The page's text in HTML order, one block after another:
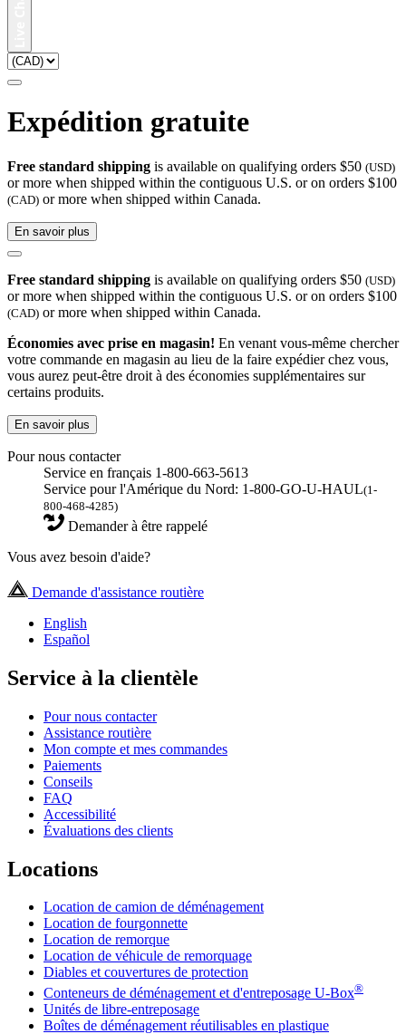
Expédition gratuite
Free standard shipping is available on qualifying orders $50 (USD)
or more when shipped within the contiguous U.S. or on orders $100
(CAD) or more when shipped within Canada.
En savoir plus
Free standard shipping is available on qualifying orders $50 (USD)
or more when shipped within the contiguous U.S. or on orders $100
(CAD) or more when shipped within Canada.
Économies avec prise en magasin! En venant vous-même chercher
votre commande en magasin au lieu de la faire expédier chez vous,
vous aurez peut-être droit à des économies supplémentaires sur
certains produits.
En savoir plus
Pour nous contacter
Service en français 1-800-663-5613
Service pour l'Amérique du Nord: 1-800-GO-U-HAUL(1-
800-468-4285)
Demander à être rappelé
Vous avez besoin d'aide?
Demande d'assistance routière
English
Español
Service à la clientèle
Pour nous contacter
Assistance routière
Mon compte et mes commandes
Paiements
Conseils
FAQ
Accessibilité
Évaluations des clients
Locations
Location de camion de déménagement
Location de fourgonnette
Location de remorque
Location de véhicule de remorquage
Diables et couvertures de protection
Conteneurs de déménagement et d'entreposage U-Box®
Unités de libre-entreposage
Boîtes de déménagement réutilisables en plastique